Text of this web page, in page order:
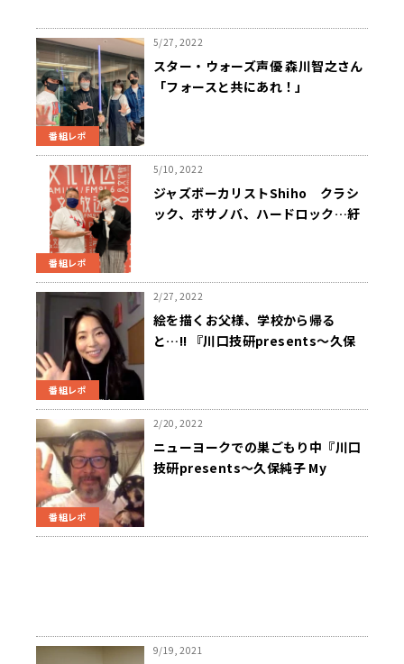
番組レポ
5/27, 2022
スター・ウォーズ声優 森川智之さん
「フォースと共にあれ！」
番組レポ
5/10, 2022
ジャズボーカリストShiho クラシ
ック、ボサノバ、ハードロック…紆
番組レポ
2/27, 2022
絵を描くお父様、学校から帰る
と…!! 『川口技研presents～久保
番組レポ
2/20, 2022
ニューヨークでの巣ごもり中『川口
技研presents～久保純子 My
9/19, 2021